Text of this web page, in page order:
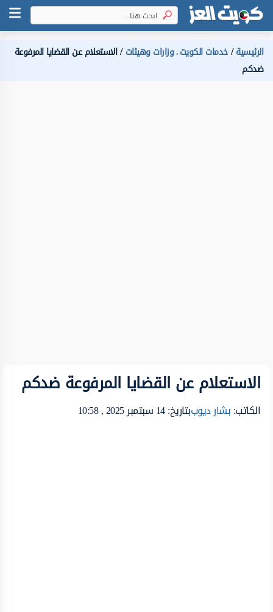
الرئيسية خدمات الكويت،وزارات وهيئات الاستعلام عن القضايا المرفوعة
ضدكم
الاستعلام عن القضايا المرفوعة ضدكم
الكاتب:بشار ديوببتاريخ: 14 سبتمبر 2025 , 10:58